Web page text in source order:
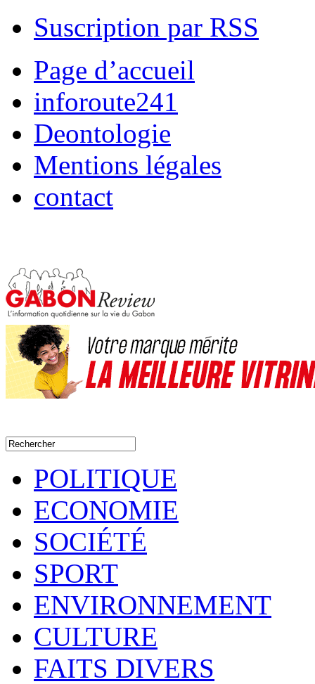
Suscription par RSS
Page d’accueil
inforoute241
Deontologie
Mentions légales
contact
POLITIQUE
ECONOMIE
SOCIÉTÉ
SPORT
ENVIRONNEMENT
CULTURE
FAITS DIVERS